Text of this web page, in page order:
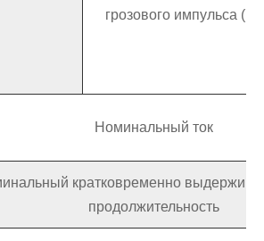
грозового импульса
Номинальный ток
кратковременно
продолжительность